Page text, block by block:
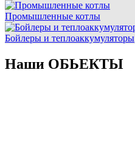
Промышленные котлы
Бойлеры и теплоаккумуляторы
Наши ОБЬЕКТЫ